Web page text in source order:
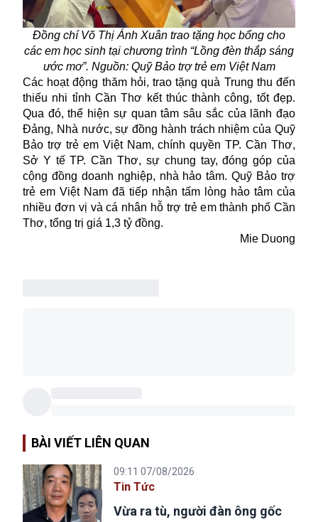
Đồng chí Võ Thị Ánh Xuân trao tặng học bổng cho
các em học sinh tại chương trình “Lồng đèn thắp sáng
ước mơ”. Nguồn: Quỹ Bảo trợ trẻ em Việt Nam
Các hoạt động thăm hỏi, trao tặng quà Trung thu đến
thiếu nhi tỉnh Cần Thơ kết thúc thành công, tốt đẹp.
Qua đó, thể hiện sự quan tâm sâu sắc của lãnh đạo
Đảng, Nhà nước, sự đồng hành trách nhiệm của Quỹ
Bảo trợ trẻ em Việt Nam, chính quyền TP. Cần Thơ,
Sở Y tế TP. Cần Thơ, sự chung tay, đóng góp của
cộng đồng doanh nghiệp, nhà hảo tâm. Quỹ Bảo trợ
trẻ em Việt Nam đã tiếp nhận tấm lòng hảo tâm của
nhiều đơn vị và cá nhân hỗ trợ trẻ em thành phố Cần
Thơ, tổng trị giá 1,3 tỷ đồng.
Mie Duong
BÀI VIẾT LIÊN QUAN
09:11 07/08/2026
Tin Tức
Vừa ra tù, người đàn ông gốc